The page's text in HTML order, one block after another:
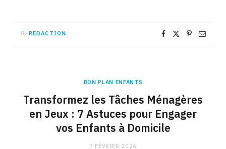
By REDACTION
BON PLAN ENFANTS
Transformez les Tâches Ménagères
en Jeux : 7 Astuces pour Engager
vos Enfants à Domicile
7 FÉVRIER 2026